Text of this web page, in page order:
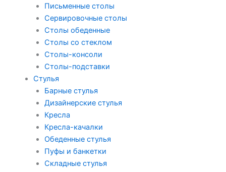
Письменные столы
Сервировочные столы
Столы обеденные
Столы со стеклом
Столы-консоли
Столы-подставки
Стулья
Барные стулья
Дизайнерские стулья
Кресла
Кресла-качалки
Обеденные стулья
Пуфы и банкетки
Складные стулья